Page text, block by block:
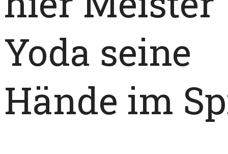
Yoda seine
Hände im